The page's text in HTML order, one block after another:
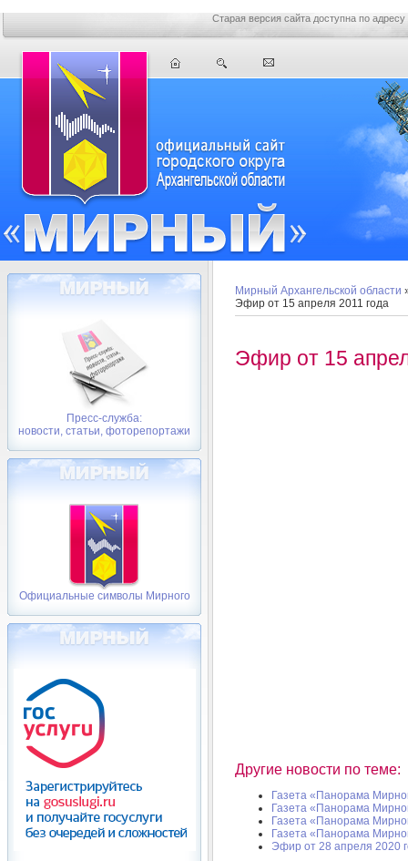
Старая версия сайта доступна по адресу
Пресс-служба:
новости, статьи, фоторепортажи
Официальные символы Мирного
Мирный Архангельской области
Эфир от 15 апреля 2011 года
Эфир от 15
Другие новости по теме:
Газета «Панорама
Газета «Панорама
Газета «Панорама
Газета «Панорама
Эфир от 28 апреля 2020